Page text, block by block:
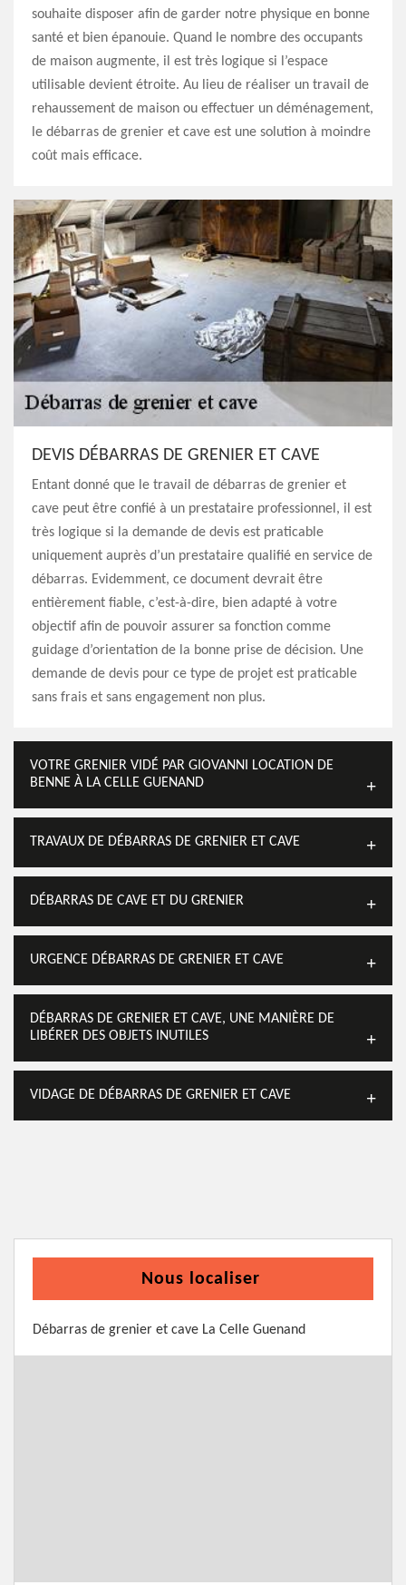
souhaite disposer afin de garder notre physique en bonne
santé et bien épanouie. Quand le nombre des occupants
de maison augmente, il est très logique si l’espace
utilisable devient étroite. Au lieu de réaliser un travail de
rehaussement de maison ou effectuer un déménagement,
le débarras de grenier et cave est une solution à moindre
coût mais efficace.
DEVIS DÉBARRAS DE GRENIER ET CAVE
Entant donné que le travail de débarras de grenier et
cave peut être confié à un prestataire professionnel, il est
très logique si la demande de devis est praticable
uniquement auprès d’un prestataire qualifié en service de
débarras. Evidemment, ce document devrait être
entièrement fiable, c’est-à-dire, bien adapté à votre
objectif afin de pouvoir assurer sa fonction comme
guidage d’orientation de la bonne prise de décision. Une
demande de devis pour ce type de projet est praticable
sans frais et sans engagement non plus.
VOTRE GRENIER VIDÉ PAR GIOVANNI LOCATION DE
BENNE À LA CELLE GUENAND
TRAVAUX DE DÉBARRAS DE GRENIER ET CAVE
DÉBARRAS DE CAVE ET DU GRENIER
URGENCE DÉBARRAS DE GRENIER ET CAVE
DÉBARRAS DE GRENIER ET CAVE, UNE MANIÈRE DE
LIBÉRER DES OBJETS INUTILES
VIDAGE DE DÉBARRAS DE GRENIER ET CAVE
Nous localiser
Débarras de grenier et cave La Celle Guenand